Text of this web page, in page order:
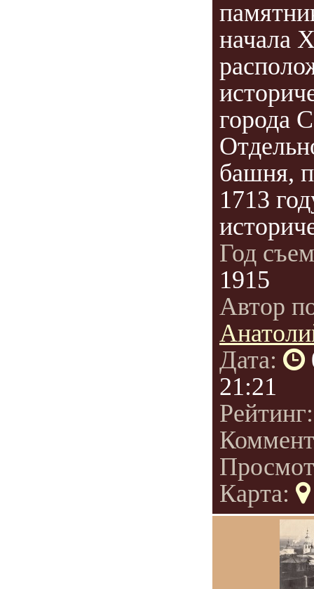
начала
города
башня,
1713
Год
1915
Автор
Дата:
21:21
Карта: